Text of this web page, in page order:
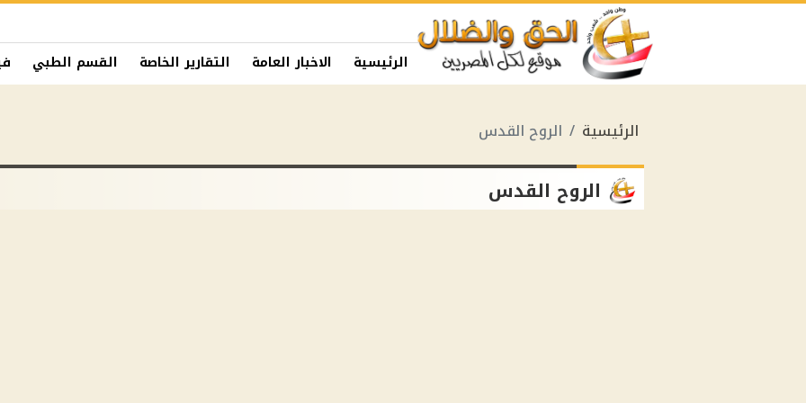
الرئيسية الاخبار العامة التقارير الخاصة القسم الطبي
الرئيسية الروح القدس
الروح القدس